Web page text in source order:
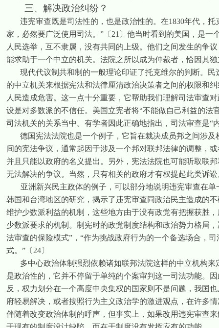
三、解决政治纠纷？
违宪审查既是司法性的，也是政治性的。在1830年代，托
家，必然要广泛使用司法。”〔 21 〕 他当时看到的美国，是一
人民选举，互不隶属，没有共同的上级。他们之间发生的争
能求助于一个中立的机关。法院之所以成为仲裁者，恰因其
现代代议制共和制的一般理论印证了托克维尔的判断。
的中立机关来根据宪法和法律厘清政治决策者之间的权限和
人民造成危害。 这一点十分重要，它帮助我们理解司法审查
设是对多数派的不信任。美国立宪者将“不能做自己利益的
司法机关的关系当中。有学者因此正确地指出，司法审查是“
德国宪法法院也是一个例子，它旨在裁决成员邦之间涉
间的宪法争议，通常起因于涉及一个邦对联邦法律的调整，
并且只能以政府的名义提出。另外，宪法法院也可能听取联
无法解决的争议。当然，只有相关的政府才有权提起此类诉讼
亚洲新兴民主政体的例子，可以部分地说明违宪审查在
韩国和台湾地区的研究，揭示了违宪审查同政治民主造成的
维护少数派利益的机制，这些地方由于没有政党有把握获胜
少数派要求的机制。制宪时的政党制度结构和政治势力格局
法审查的保险模式”，“作为挑战政府行为的一个备选场合，
式。”〔 24〕
多中心政治体制强烈依赖诸如联邦法院这样的中立机构
是政治性的，它并不停留于单纯的个案审判这一司法功能。
反，权力划分在一个高度中央集权的国家则不是问题，我国
府轻易解决，或者按照行为主义政治学的激进观点，在许多
伴随着改变政治体制的呼声，但事实上，如果改用违宪审查